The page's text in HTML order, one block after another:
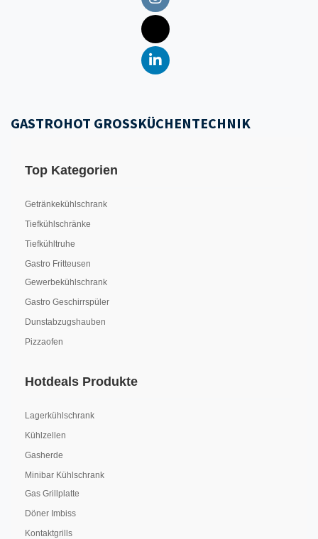
GASTROHOT GROSSKÜCHENTECHNIK
Top Kategorien
Getränkekühlschrank
Tiefkühlschränke
Tiefkühltruhe
Gastro Fritteusen
Gewerbekühlschrank
Gastro Geschirrspüler
Dunstabzugshauben
Pizzaofen
Hotdeals Produkte
Lagerkühlschrank
Kühlzellen
Gasherde
Minibar Kühlschrank
Gas Grillplatte
Döner Imbiss
Kontaktgrills